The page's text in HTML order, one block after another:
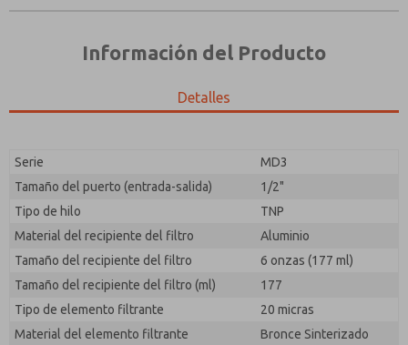
Información del Producto
Detalles
Serie
MD3
Tamaño del puerto (entrada-salida)
1/2"
Tipo de hilo
TNP
Material del recipiente del filtro
Aluminio
Tamaño del recipiente del filtro
6 onzas (177 ml)
Tamaño del recipiente del filtro (ml)
177
Tipo de elemento filtrante
20 micras
Material del elemento filtrante
Bronce Sinterizado
características, capacidades del producto y más.
*Sí, he leído la política de privacidad y acepto que los
datos que proporcione se recopilarán y almacenarán
electrónicamente. Mis datos se utilizan únicamente
con fines estrictamente destinados a procesar y
responder a mi solicitud. Al enviar el formulario de
contacto, acepto el procesamiento.
Envíenme actualizaciones periódicas sobre
*Sí, he leído la política de privacidad y acepto que los
datos que proporcione se recopilarán y almacenarán
electrónicamente. Mis datos se utilizan únicamente
con fines estrictamente destinados a procesar y
responder a mi solicitud. Al enviar el formulario de
contacto, acepto el procesamiento.